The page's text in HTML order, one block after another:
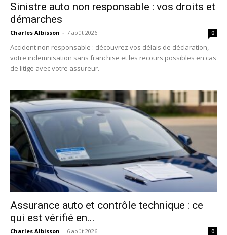
Sinistre auto non responsable : vos droits et
démarches
Charles Albisson - 7 août 2026 0
Accident non responsable : découvrez vos délais de déclaration,
votre indemnisation sans franchise et les recours possibles en cas
de litige avec votre assureur.
Assurance auto et contrôle technique : ce
qui est vérifié en...
Charles Albisson - 6 août 2026 0